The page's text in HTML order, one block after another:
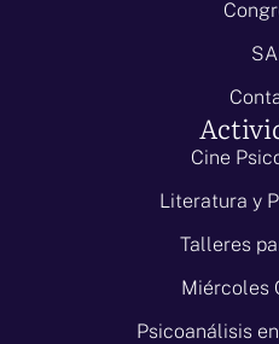
Cine
Literatura y
Talleres
Miércoles
Psicoanálisis